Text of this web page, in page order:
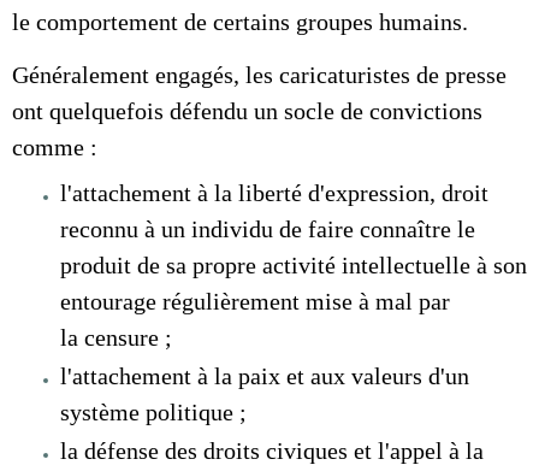
le comportement de certains groupes humains.
Généralement engagés, les caricaturistes de presse
ont quelquefois défendu un socle de convictions
comme :
l'attachement à la liberté d'expression, droit
reconnu à un individu de faire connaître le
produit de sa propre activité intellectuelle à son
entourage régulièrement mise à mal par
la censure ;
l'attachement à la paix et aux valeurs d'un
système politique ;
la défense des droits civiques et l'appel à la